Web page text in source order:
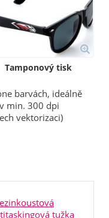
Tamponový tisk
barvách, ideálně
min. 300 dpi
vektorizaci)